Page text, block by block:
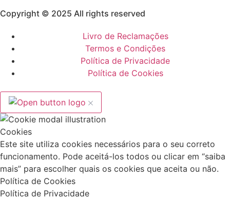
Copyright © 2025 All rights reserved
Livro de Reclamações
Termos e Condições
Política de Privacidade
Política de Cookies
Cookies
Este site utiliza cookies necessários para o seu correto
funcionamento. Pode aceitá-los todos ou clicar em “saiba
mais” para escolher quais os cookies que aceita ou não.
Política de Cookies
Política de Privacidade